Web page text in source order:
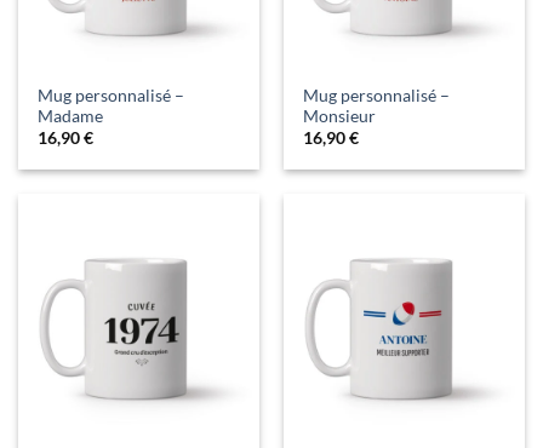
Mug personnalisé –
Madame
16,90€
Mug personnalisé –
Monsieur
16,90€